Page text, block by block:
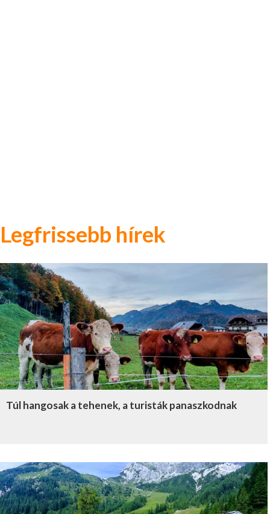
Legfrissebb hírek
Túl hangosak a tehenek, a turisták panaszkodnak